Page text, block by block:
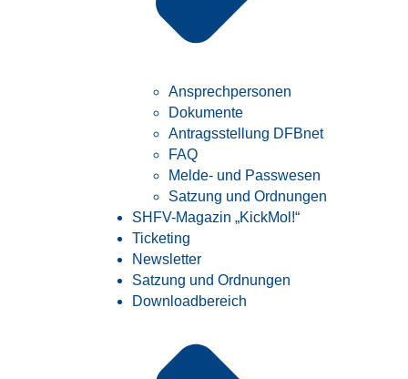
Ansprechpersonen
Dokumente
Antragsstellung DFBnet
FAQ
Melde- und Passwesen
Satzung und Ordnungen
SHFV-Magazin „KickMol!“
Ticketing
Newsletter
Satzung und Ordnungen
Downloadbereich